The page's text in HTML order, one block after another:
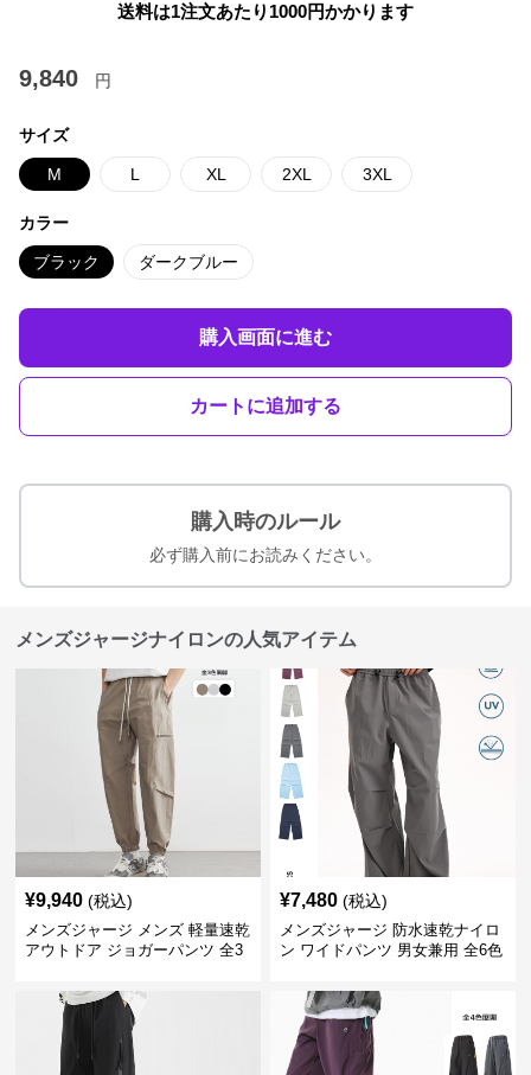
送料は1注文あたり 1000円かかります
9,840 円
サイズ
M L XL 2XL 3XL
カラー
ブラック ダークブルー
購入画面に進む
カートに追加する
購入時のルール
必ず購入前にお読みください。
メンズジャージナイロンの人気アイテム
¥9,940 (税込)
メンズジャージ メンズ 軽量速乾
アウトドア ジョガーパンツ 全3
¥7,480 (税込)
メンズジャージ 防水速乾ナイロ
ン ワイドパンツ 男女兼用 全6色